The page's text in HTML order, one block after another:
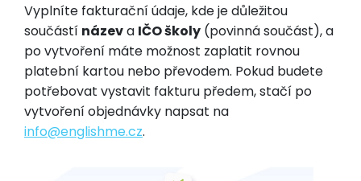
Vyplníte fakturační údaje, kde je důležitou
součástí názeva IČO školy (povinná součást), a
po vytvoření máte možnost zaplatit rovnou
platební kartou nebo převodem. Pokud budete
potřebovat vystavit fakturu předem, stačí po
vytvoření objednávky napsat na
info@englishme.cz.